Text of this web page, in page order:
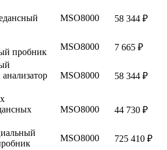
MSO8000 58 344 ₽
пробник
MSO8000 7 665 ₽
MSO8000 58 344 ₽
MSO8000 44 730 ₽
MSO8000 725 410 ₽